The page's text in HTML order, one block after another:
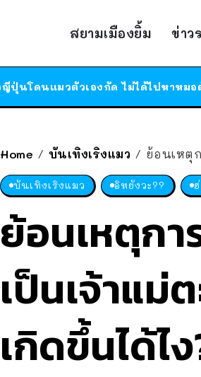
สยามเมืองยิ้ม ข่าว
Home / บันเทิงเริงแมว / ย้อนเหตุ
บันเทิงเริงแมว อิหยังวะ??
ย้อนเหตุกา
เป็นเจ้าแม่
เกิดขึ้นได้ไ